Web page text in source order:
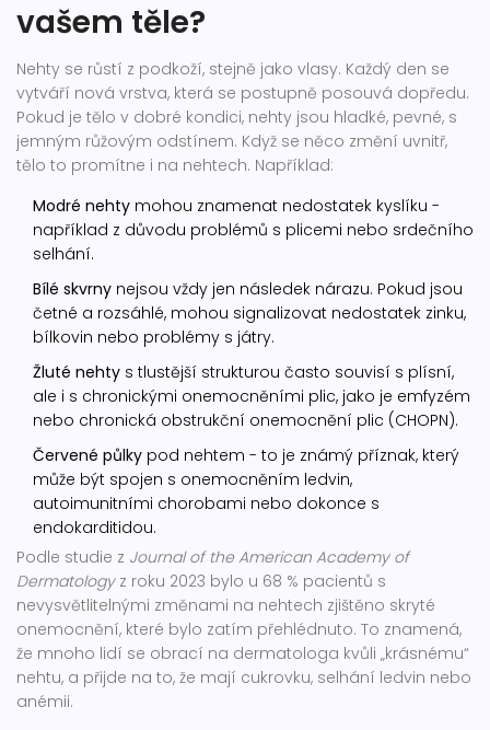
vašem těle?
Nehty se růstí z podkoží, stejně jako vlasy. Každý den se
vytváří nová vrstva, která se postupně posouvá dopředu.
Pokud je tělo v dobré kondici, nehty jsou hladké, pevné, s
jemným růžovým odstínem. Když se něco změní uvnitř,
tělo to promítne i na nehtech. Například:
Modré nehty mohou znamenat nedostatek kyslíku -
například z důvodu problémů s plicemi nebo srdečního
selhání.
Bílé skvrny nejsou vždy jen následek nárazu. Pokud jsou
četné a rozsáhlé, mohou signalizovat nedostatek zinku,
bílkovin nebo problémy s játry.
Žluté nehty s tlustější strukturou často souvisí s plísní,
ale i s chronickými onemocněními plic, jako je emfyzém
nebo chronická obstrukční onemocnění plic (CHOPN).
Červené půlky pod nehtem - to je známý příznak, který
může být spojen s onemocněním ledvin,
autoimunitními chorobami nebo dokonce s
endokarditidou.
Podle studie z Journal of the American Academy of
Dermatologyz roku 2023 bylo u 68 % pacientů s
nevysvětlitelnými změnami na nehtech zjištěno skryté
onemocnění, které bylo zatím přehlédnuto. To znamená,
že mnoho lidí se obrací na dermatologa kvůli „krásnému“
nehtu, a přijde na to, že mají cukrovku, selhání ledvin nebo
anémii.